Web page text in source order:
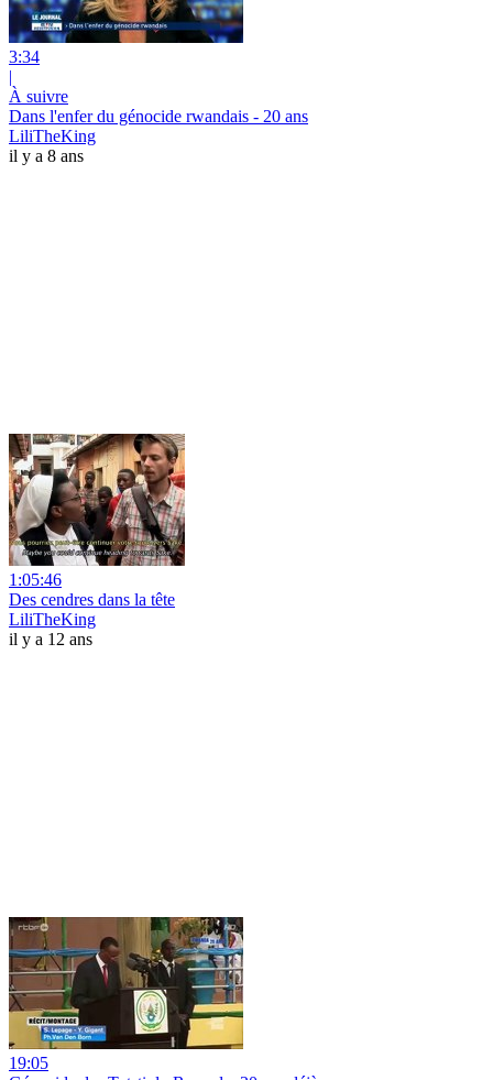
3:34
|
À suivre
Dans l'enfer du génocide rwandais - 20 ans
LiliTheKing
il y a 8 ans
1:05:46
Des cendres dans la tête
LiliTheKing
il y a 12 ans
19:05